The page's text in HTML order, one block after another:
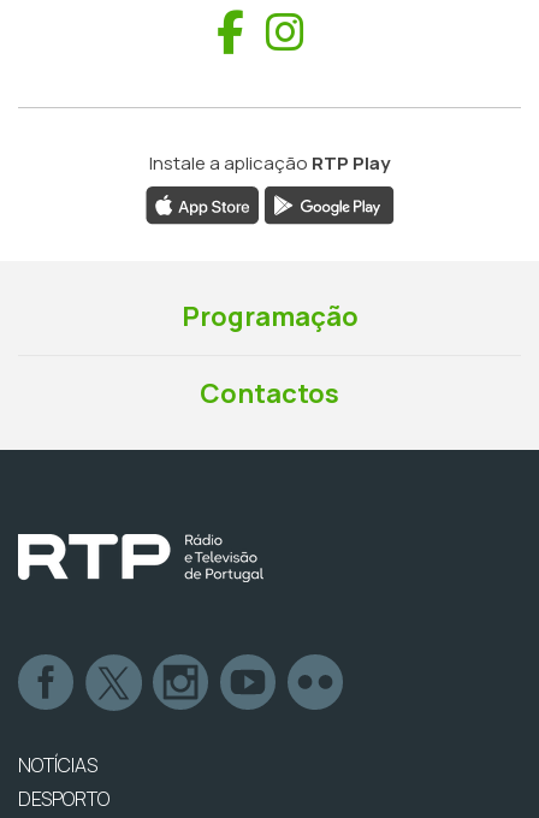
Facebook
Instale a aplicação RTP Play
Programação
Contactos
NOTÍCIAS
DESPORTO